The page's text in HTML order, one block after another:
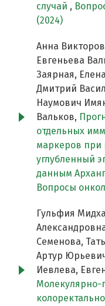
случай ,
(2024)
Анна
Евгеньева
Заярная,
Дмитрий
Наумович
Вальков,
отдельных
маркеров при
углубленный
данным
Вопросы
Гульфия
Семенова,
Артур
Иевлева,
Молекулярно-